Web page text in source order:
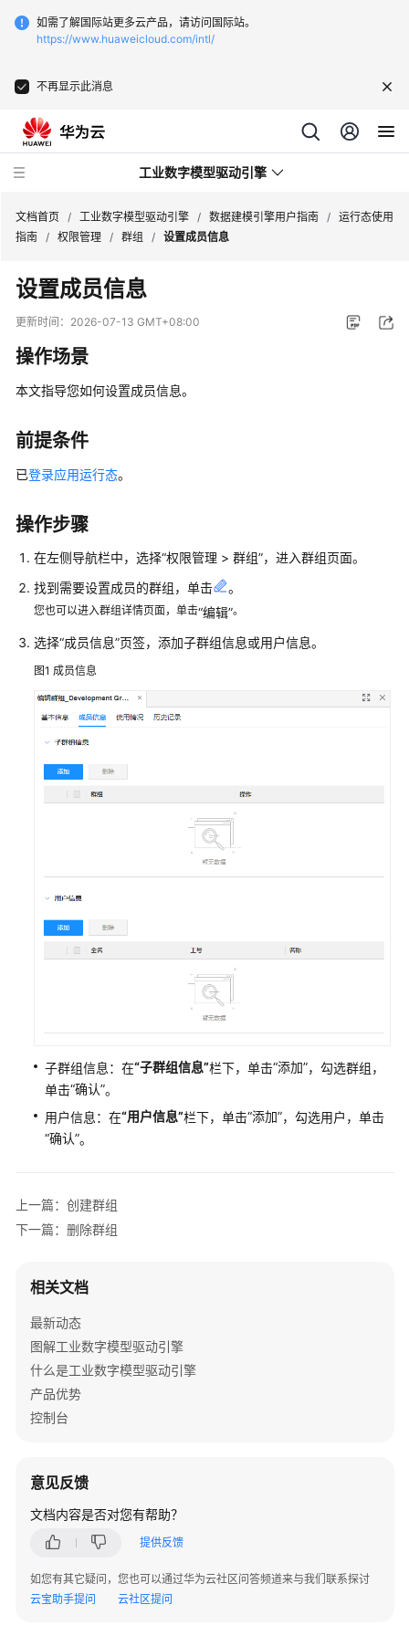
如需了解国际站更多云产品，请访问国际站。
https://www.huaweicloud.com/intl/
不再显示此消息
工业数字模型驱动引擎
最
新
动
品
绍
计
说
快
速
门
制
台
操
作
指
南
设
计
态
使
用
运
使
指
南
数
的
工
空
间
文档首页 / 工业数字模型驱动引擎 / 数据建模引擎用户指南 / 运行态使用
指南 / 权限管理 / 群组 / 设置成员信息
设置成员信息
更新时间： 2026-07-13 GMT+08:00
操作场景
本文指导您如何设置成员信息。
前提条件
已登录应用运行态。
操作步骤
在左侧导航栏中，选择“权限管理 > 群组”，进入群组页面。
找到需要设置成员的群组，单击
。
您也可以进入群组详情页面，单击“编辑”。
选择“成员信息”页签，添加子群组信息或用户信息。
图1 成员信息
子群组信息：在“子群组信息”栏下，单击“添加”，勾选群组，
单击“确认”。
用户信息：在“用户信息”栏下，单击“添加”，勾选用户，单击
“确认”。
上一篇：创建群组
下一篇：删除群组
相关文档
最新动态
图解工业数字模型驱动引擎
什么是工业数字模型驱动引擎
产品优势
控制台
意见反馈
文档内容是否对您有帮助？
提供反馈
如您有其它疑问，您也可以通过华为云社区问答频道来与我们联系探讨
云宝助手提问
云社区提问